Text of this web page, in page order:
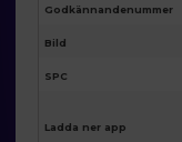
Godkännandenummer
Bild
SPC
Ladda ner app